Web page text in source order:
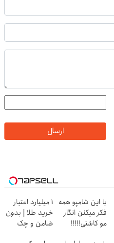
ارسال
با این شامپو همه
فکر میکنن انگار
مو کاشتی!!!!!
۱ میلیارد اعتبار
خرید طلا | بدون
ضامن و چک